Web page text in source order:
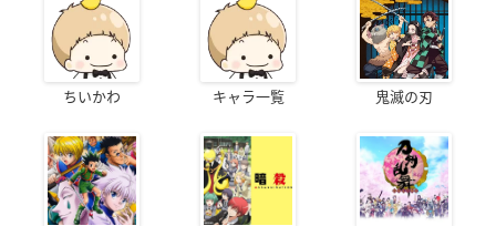
ちいかわ キャラ一覧 鬼滅の刃